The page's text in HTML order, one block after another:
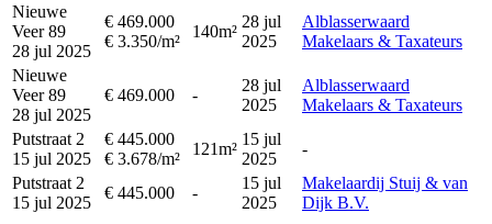
Nieuwe
Veer 89
28 jul 2025
€ 469.000
€ 3.350/m²
140m²
28 jul
2025
Alblasserwaard
Makelaars & Taxateurs
Nieuwe
Veer 89
28 jul 2025
€ 469.000 -
28 jul
2025
Alblasserwaard
Makelaars & Taxateurs
Putstraat 2
15 jul 2025
€ 445.000
€ 3.678/m²
121m²
15 jul
2025
-
Putstraat 2
15 jul 2025
€ 445.000 -
15 jul
2025
Makelaardij Stuij & van
Dijk B.V.